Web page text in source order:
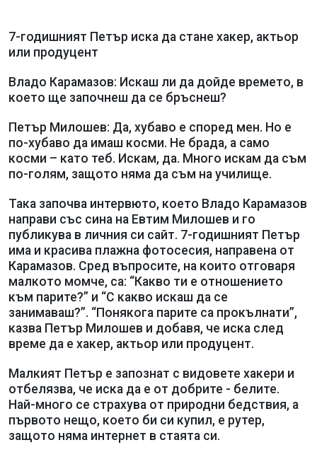
7-годишният Петър иска да стане хакер, актьор
или продуцент
Владо Карамазов: Искаш ли да дойде времето, в
което ще започнеш да се бръснеш?
Петър Милошев: Да, хубаво е според мен. Но е
по-хубаво да имаш косми. Не брада, а само
косми – като теб. Искам, да. Много искам да съм
по-голям, защото няма да съм на училище.
Така започва интервюто, което Владо Карамазов
направи със сина на Евтим Милошев и го
публикува в личния си сайт. 7-годишният Петър
има и красива плажна фотосесия, направена от
Карамазов. Сред въпросите, на които отговаря
малкото момче, са: “Какво ти е отношението
към парите?” и “С какво искаш да се
занимаваш?”. “Понякога парите са прокълнати”,
казва Петър Милошев и добавя, че иска след
време да е хакер, актьор или продуцент.
Малкият Петър е запознат с видовете хакери и
отбелязва, че иска да е от добрите - белите.
Най-много се страхува от природни бедствия, а
първото нещо, което би си купил, е рутер,
защото няма интернет в стаята си.